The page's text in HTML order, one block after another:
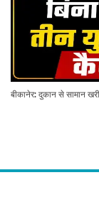
बीकानेर: दुकान से सामान